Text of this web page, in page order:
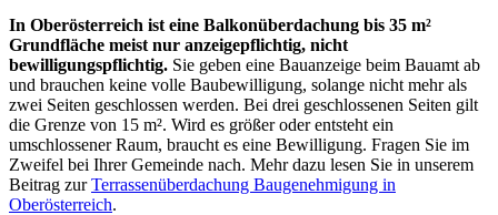
In Oberösterreich ist eine Balkonüberdachung bis 35 m²
Grundfläche meist nur anzeigepflichtig, nicht
bewilligungspflichtig. Sie geben eine Bauanzeige beim Bauamt ab
und brauchen keine volle Baubewilligung, solange nicht mehr als
zwei Seiten geschlossen werden. Bei drei geschlossenen Seiten gilt
die Grenze von 15 m². Wird es größer oder entsteht ein
umschlossener Raum, braucht es eine Bewilligung. Fragen Sie im
Zweifel bei Ihrer Gemeinde nach. Mehr dazu lesen Sie in unserem
Beitrag zurTerrassenüberdachung Baugenehmigung in
Oberösterreich.